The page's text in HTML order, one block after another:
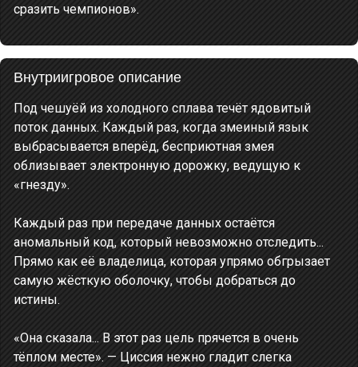
сразить чемпионов».
Внутриигровое описание
Под чешуёй из холодного сплава течёт ядовитый
поток данных. Каждый раз, когда змеиный язык
выбрасывается вперёд, бесприютная змея
облизывает электронную дорожку, ведущую к
«гнезду».
Каждый раз при передаче данных остаётся
аномальный код, который невозможно отследить...
Прямо как её владелица, которая упрямо обгрызает
самую жёсткую оболочку, чтобы добраться до
истины.
«Она сказала... В этот раз цель прячется в очень
тёплом месте». — Циссия нежно гладит слегка